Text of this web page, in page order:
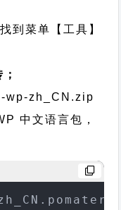
到菜单【工具】
wp-zh_CN.zip
中文语言包，